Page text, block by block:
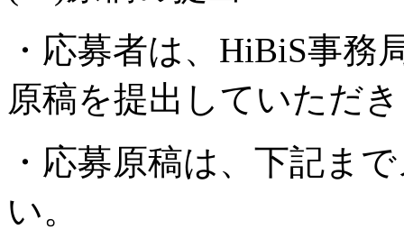
・応募者は、HiBiS事務
原稿を提出していただ
・応募原稿は、下記ま
い。